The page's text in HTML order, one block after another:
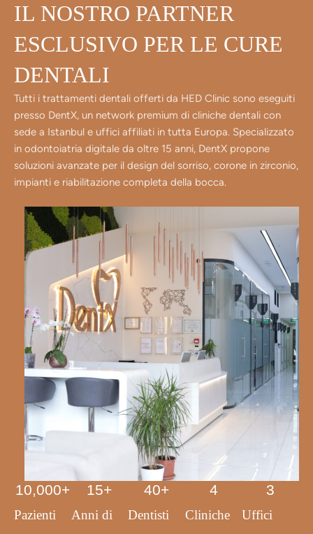
IL NOSTRO PARTNER
ESCLUSIVO PER LE CURE
DENTALI
Tutti i trattamenti dentali offerti da HED Clinic sono eseguiti
presso DentX, un network premium di cliniche dentali con
sede a Istanbul e uffici affiliati in tutta Europa. Specializzato
in odontoiatria digitale da oltre 15 anni, DentX propone
soluzioni avanzate per il design del sorriso, corone in zirconio,
impianti e riabilitazione completa della bocca.
Pazienti
10,000+
Anni di
15+
Dentisti
40+
Cliniche
4
Uffici
3